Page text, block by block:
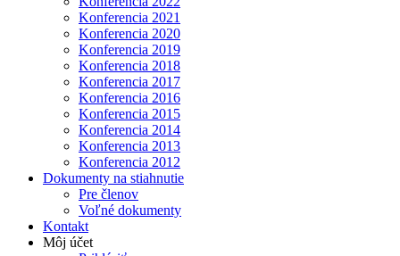
Konferencia 2021
Konferencia 2020
Konferencia 2019
Konferencia 2018
Konferencia 2017
Konferencia 2016
Konferencia 2015
Konferencia 2014
Konferencia 2013
Konferencia 2012
Dokumenty na stiahnutie
Pre členov
Voľné dokumenty
Kontakt
Môj účet